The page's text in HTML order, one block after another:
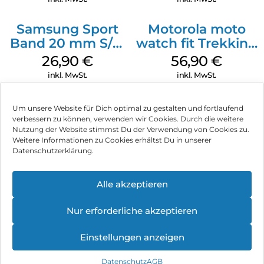
Um unsere Website für Dich optimal zu gestalten und fortlaufend
verbessern zu können, verwenden wir Cookies. Durch die weitere
Nutzung der Website stimmst Du der Verwendung von Cookies zu.
Weitere Informationen zu Cookies erhältst Du in unserer
Datenschutzerklärung.
Alle akzeptieren
Nur erforderliche akzeptieren
Einstellungen anzeigen
DatenschutzAGB
deine Fragen suchen, deinen Terminkalender checken oder
Nachrichten für dich verschicken, ohne dass du dein
Smartphone in die Hand nehmen musst. Lass dir eine
Laufstrecke von 8 km Länge empfehlen. Starte deine
Lieblings-Playlist, setze einen Timer für bissfeste Pasta oder
suche nach proteinreichen Snacks ohne Zucker – ganz
Gemini eine Nachricht für dich verfassen und direkt an deine
Freunde verschicken. Je mehr du deine Galaxy Watch nutzt,
desto besser lernt Gemini deine Routinen kennen – und kann
dir proaktiv Hilfe anbieten.
Samsung Sport
Band 20 mm S/M
Galaxy Watch4
Serie Graphite
26,90€
inkl. MwSt.
Motorola moto
watch fit Trekking
Green
56,90€
inkl. MwSt.
Impressum
Hinweis zur Batterieentsorgung
Newsletter